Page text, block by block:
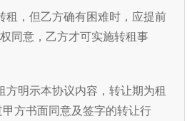
租，但乙方确有困难时，应提前
同意，乙方才可实施转租事
方明示本协议内容，转让期为租
方书面同意及签字的转让行